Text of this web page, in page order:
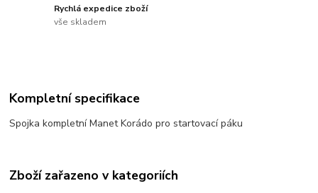
Rychlá expedice zboží
vše skladem
Kompletní specifikace
Spojka kompletní Manet Korádo pro startovací páku
Zboží zařazeno v kategoriích